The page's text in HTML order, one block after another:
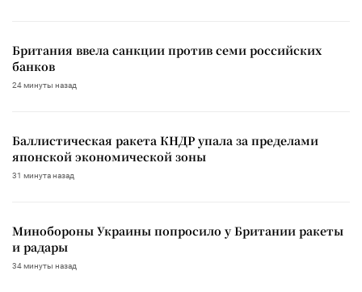
Британия ввела санкции против семи российских
банков
24 минуты назад
Баллистическая ракета КНДР упала за пределами
японской экономической зоны
31 минута назад
Минобороны Украины попросило у Британии ракеты
и радары
34 минуты назад